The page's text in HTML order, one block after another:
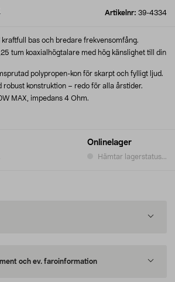
Artikelnr: 39-4334
Onlinelager
Hämtar lagerstatus...
bas och bredare frekvensomfång.
tum koaxialhögtalare med hög känslighet till din
polypropen-kon för skarpt och fylligt ljud.
robust konstruktion – redo för alla årstider.
MAX, impedans 4 Ohm.
och ev. faroinformation